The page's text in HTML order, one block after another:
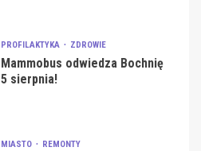
PROFILAKTYKA ZDROWIE
Mammobus odwiedza Bochnię
5 sierpnia!
MIASTO REMONTY